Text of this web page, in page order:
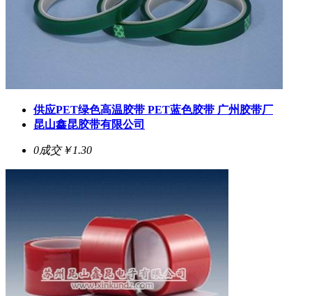
供应PET绿色高温胶带 PET蓝色胶带 广州胶带厂
昆山鑫昆胶带有限公司
0成交￥1.30